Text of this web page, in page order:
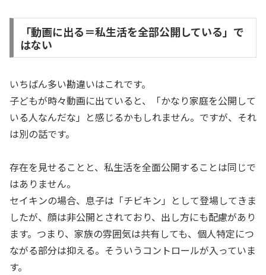
「動画に出る＝私生活を全部公開している」で
はない
いちばん多い勘違いはこれです。
子どもが時々動画に出ていると、「かなり家庭を公開して
いる人なんだな」と感じるかもしれません。ですが、それ
は別の話です。
存在を見せることと、私生活を全面公開することは同じで
はありません。
セイキンの場合、息子は「チビキン」として登場してきま
したが、顔は非公開とされており、出し方にも配慮があり
ます。つまり、家族の雰囲気は共有しても、個人特定につ
ながる部分は抑える。そういうコントロールが入っていま
す。